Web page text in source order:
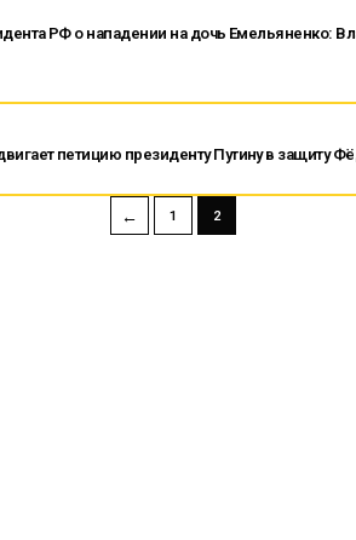
РФ о нападении на дочь Емельяненко:
петицию президенту Путину в защиту
← 1 2